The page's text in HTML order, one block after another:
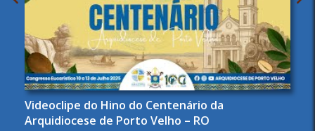
Videoclipe do Hino do Centenário da
Arquidiocese de Porto Velho – RO